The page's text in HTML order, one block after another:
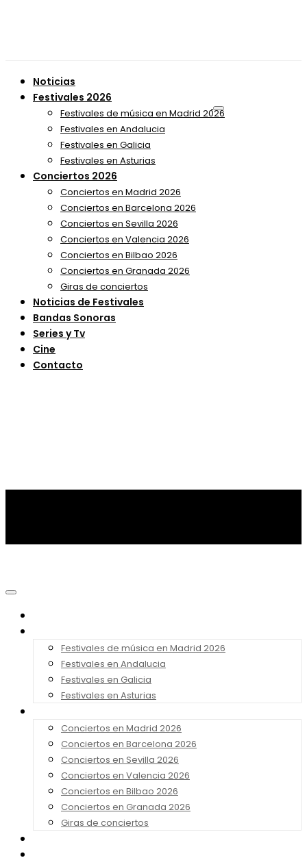
Noticias
Festivales 2026
Festivales de música en Madrid 2026
Festivales en Andalucia
Festivales en Galicia
Festivales en Asturias
Conciertos 2026
Conciertos en Madrid 2026
Conciertos en Barcelona 2026
Conciertos en Sevilla 2026
Conciertos en Valencia 2026
Conciertos en Bilbao 2026
Conciertos en Granada 2026
Giras de conciertos
Noticias de Festivales
Bandas Sonoras
Series y Tv
Cine
Contacto
Festivales de música en Madrid 2026
Festivales en Andalucia
Festivales en Galicia
Festivales en Asturias
Conciertos en Madrid 2026
Conciertos en Barcelona 2026
Conciertos en Sevilla 2026
Conciertos en Valencia 2026
Conciertos en Bilbao 2026
Conciertos en Granada 2026
Giras de conciertos